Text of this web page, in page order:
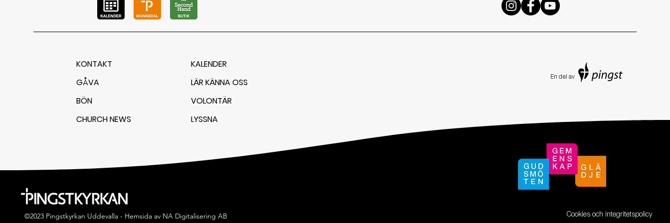
KONTAKT
GÅVA
BÖN
CHURCH NEWS
KALENDER
LÄR KÄNNA OSS
VOLONTÄR
LYSSNA
En del av
©2023 Pingstkyrkan Uddevalla - Hemsida av NA Digitalisering AB Cookies och integritetspolicy